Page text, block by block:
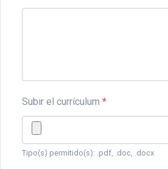
Subir el currículum *
Tipo(s) permitido(s): .pdf, .doc, .docx